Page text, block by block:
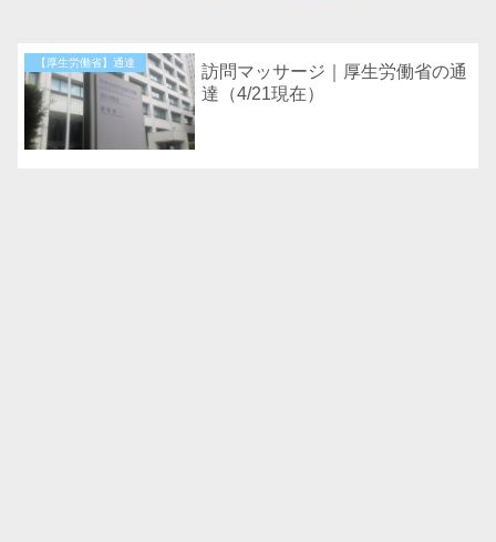
【厚生労働省】通達
訪問マッサージ｜厚生労働省の通
達（4/21現在）